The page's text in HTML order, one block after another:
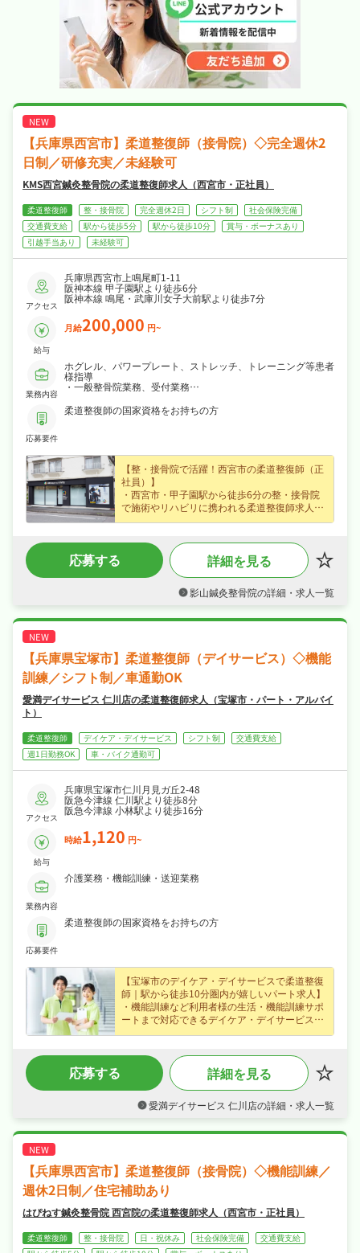
【兵庫県西宮市】柔道整復師（接骨院）◇完全週休2
日制／研修充実／未経験可
KMS西宮鍼灸整骨院の柔道整復師求人（西宮市・正社員）
柔道整復師 整・接骨院 完全週休2日 シフト制
社会保険完備
交通費支給
駅から徒歩5分 駅から徒歩10分
賞与・ボーナスあり
引越手当あり
未経験可
アクセス
兵庫県西宮市上鳴尾町1-11
阪神本線 甲子園駅より徒歩6分
阪神本線 鳴尾・武庫川女子大前駅より徒歩7分
給与
月給200,000 円~
業務内容
ホグレル、パワープレート、ストレッチ、トレーニング等患者
様指導
・一般整骨院業務、受付業務
・マニュアル作成等
応募要件
柔道整復師の国家資格をお持ちの方
【整・接骨院で活躍！西宮市の柔道整復師（正
社員）】
・西宮市・甲子園駅から徒歩6分の整・接骨院
で施術やリハビリに携われる柔道整復師求人、
未経験の方も歓迎なので安心してスタートでき
・正社員で月給20万円〜、腰を据えて長く活躍
できます◎
・完全週休2日制、日勤のみで夏季休暇・年末
イベートも大切にしながら働けます◎
据えて長く活躍できる職場です◎
応募する 詳細を見る
影山鍼灸整骨院の詳細・求人一覧
【兵庫県宝塚市】柔道整復師（デイサービス）◇機能
訓練／シフト制／車通勤OK
愛満デイサービス 仁川店の柔道整復師求人（宝塚市・パート・アルバイ
ト）
柔道整復師 デイケア・デイサービス シフト制
交通費支給
週1日勤務OK
車・バイク通勤可
アクセス
兵庫県宝塚市仁川月見ガ丘2-48
阪急今津線 仁川駅より徒歩8分
阪急今津線 小林駅より徒歩16分
給与
時給1,120 円~
業務内容
介護業務・機能訓練・送迎業務
応募要件
柔道整復師の国家資格をお持ちの方
【宝塚市のデイケア・デイサービスで柔道整復
師｜駅から徒歩10分圏内が嬉しいパート求人】
・機能訓練など利用者様の生活・機能訓練サポ
ートまで対応できるデイケア・デイサービスの
柔道整復師募集（宝塚市・仁川駅から徒歩8
・時給1,120円（パート・アルバイト）、昇給
ありなど好待遇で、家計をしっかり支えられま
けます◎
く活躍できる職場です◎
応募する 詳細を見る
愛満デイサービス 仁川店の詳細・求人一覧
【兵庫県西宮市】柔道整復師（接骨院）◇機能訓練／
週休2日制／住宅補助あり
はぴねす鍼灸整骨院 西宮院の柔道整復師求人（西宮市・正社員）
柔道整復師 整・接骨院 日・祝休み 社会保険完備
交通費支給